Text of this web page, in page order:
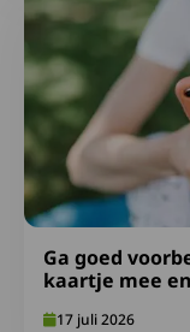
Ga goed
kaartje mee
17 juli 2026